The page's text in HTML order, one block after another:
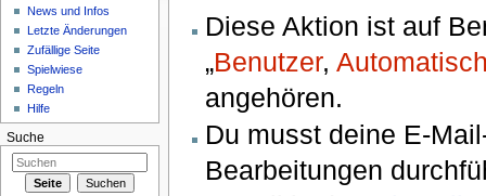
Diese Aktion ist auf
„Benutzer,
angehören.
Du musst deine E-
Bearbeitungen
News und Infos
Letzte Änderungen
Zufällige Seite
Spielwiese
Regeln
Hilfe
Suche